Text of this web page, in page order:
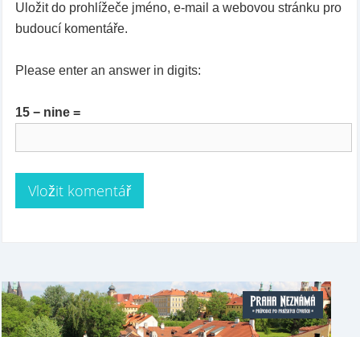
Uložit do prohlížeče jméno, e-mail a webovou stránku pro
budoucí komentáře.
Please enter an answer in digits:
15 − nine =